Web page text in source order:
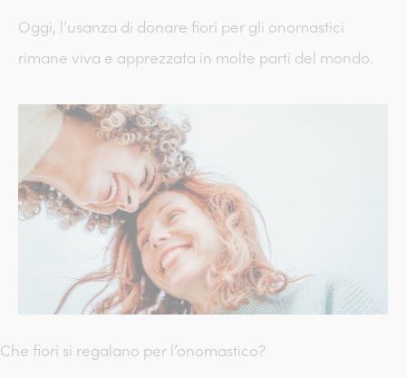
Oggi, l’usanza di donare fiori per gli onomastici
rimane viva e apprezzata in molte parti del mondo.
Che fiori si regalano per l’onomastico?